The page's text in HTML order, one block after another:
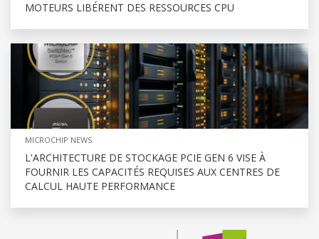
MOTEURS LIBÉRENT DES RESSOURCES CPU
MICROCHIP NEWS
L'ARCHITECTURE DE STOCKAGE PCIE GEN 6 VISE À
FOURNIR LES CAPACITÉS REQUISES AUX CENTRES DE
CALCUL HAUTE PERFORMANCE